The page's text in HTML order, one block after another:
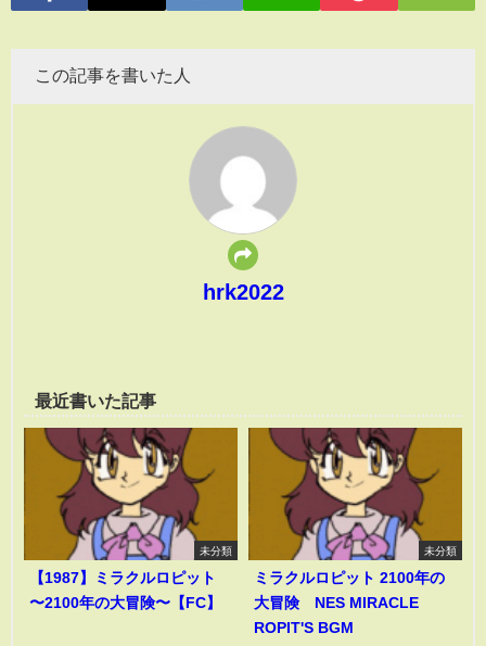
この記事を書いた人
hrk2022
最近書いた記事
未分類
【1987】ミラクルロピット
〜2100年の大冒険〜【FC】
未分類
ミラクルロピット 2100年の
大冒険 NES MIRACLE
ROPIT'S BGM